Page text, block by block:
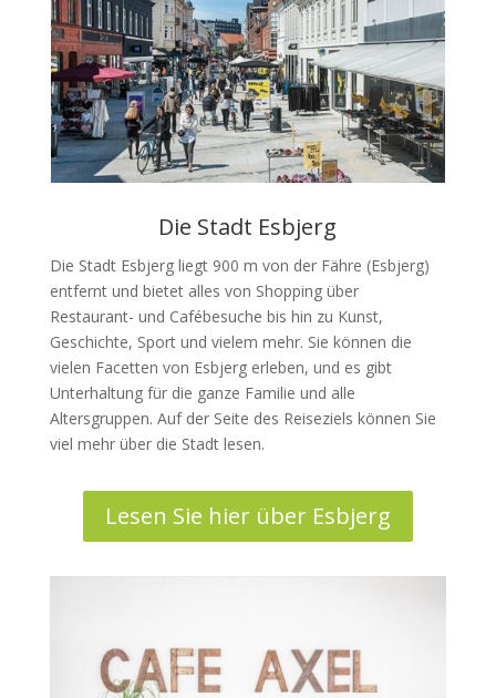
Die Stadt Esbjerg
Die Stadt Esbjerg liegt 900 m von der Fähre (Esbjerg)
entfernt und bietet alles von Shopping über
Restaurant- und Cafébesuche bis hin zu Kunst,
Geschichte, Sport und vielem mehr. Sie können die
vielen Facetten von Esbjerg erleben, und es gibt
Unterhaltung für die ganze Familie und alle
Altersgruppen. Auf der Seite des Reiseziels können Sie
viel mehr über die Stadt lesen.
Lesen Sie hier über Esbjerg